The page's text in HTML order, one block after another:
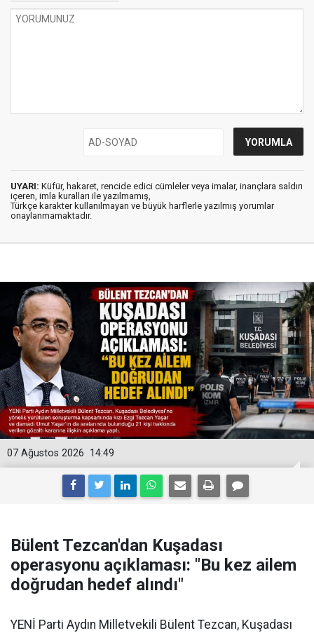
UYARI: Küfür, hakaret, rencide edici cümleler veya imalar, inançlara saldırı
içeren, imla kuralları ile yazılmamış,
Türkçe karakter kullanılmayan ve büyük harflerle yazılmış yorumlar
onaylanmamaktadır.
14:49
07 Ağustos 2026
Bülent Tezcan'dan Kuşadası
operasyonu açıklaması: "Bu kez ailem
doğrudan hedef alındı"
YENİ Parti Aydın Milletvekili Bülent Tezcan, Kuşadası